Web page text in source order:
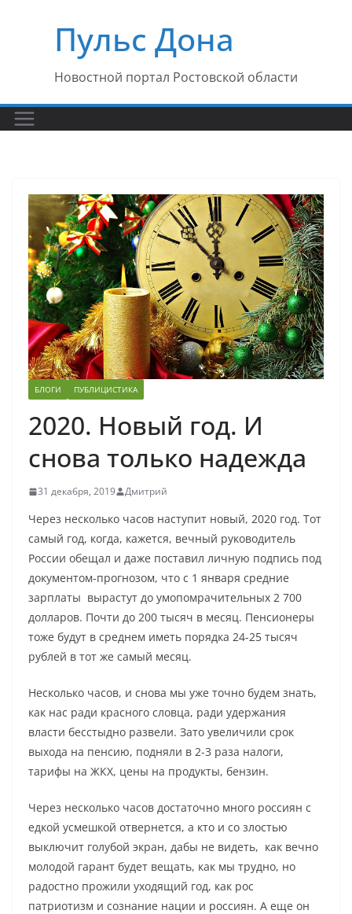
содержимомуПульс Дона
Новостной портал Ростовской области
БЛОГИ ПУБЛИЦИСТИКА
2020. Новый год. И
снова только надежда
31 декабря, 2019 Дмитрий
Через несколько часов наступит новый, 2020 год. Тот
самый год, когда, кажется, вечный руководитель
России обещал и даже поставил личную подпись под
документом-прогнозом, что с 1 января средние
зарплаты вырастут до умопомрачительных 2 700
долларов. Почти до 200 тысяч в месяц. Пенсионеры
тоже будут в среднем иметь порядка 24-25 тысяч
рублей в тот же самый месяц.
Несколько часов, и снова мы уже точно будем знать,
как нас ради красного словца, ради удержания
власти бесстыдно развели. Зато увеличили срок
выхода на пенсию, подняли в 2-3 раза налоги,
тарифы на ЖКХ, цены на продукты, бензин.
Через несколько часов достаточно много россиян с
едкой усмешкой отвернется, а кто и со злостью
выключит голубой экран, дабы не видеть, как вечно
молодой гарант будет вещать, как мы трудно, но
радостно прожили уходящий год, как рос
патриотизм и сознание нации и россиян. А еще он